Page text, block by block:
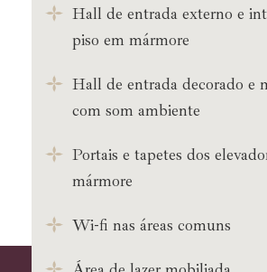
Hall de entrada externo e
piso em mármore
Hall de entrada decorado e
com som ambiente
Portais e tapetes dos
mármore
Wi-fi nas áreas comuns